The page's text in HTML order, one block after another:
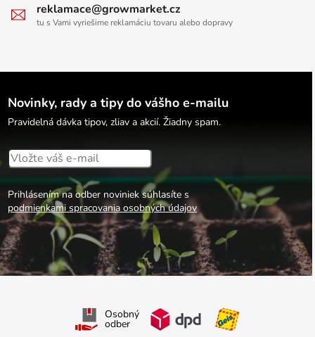
reklamace@growmarket.cz
tu s Vami vyriešime reklamáciu tovaru alebo dopravy
Novinky, rady a tipy do vášho e-mailu
Pravidelná dávka tipov, zliav a akcií. Žiadny spam.
Prihlásením na odber noviniek súhlasíte s
podmienkami spracovania osobných údajov
Osobný
odber